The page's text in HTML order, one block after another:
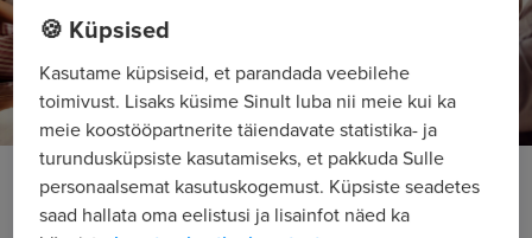
Maailma ihaldatuimaks sihtlinnaks tõusis
tööotsijate silmis London
🍪 Küpsised
Kasutame küpsiseid, et parandada veebilehe
toimivust. Lisaks küsime Sinult luba nii meie kui ka
meie koostööpartnerite täiendavate statistika- ja
turundusküpsiste kasutamiseks, et pakkuda Sulle
personaalsemat kasutuskogemust. Küpsiste seadetes
saad hallata oma eelistusi ja lisainfot näed ka